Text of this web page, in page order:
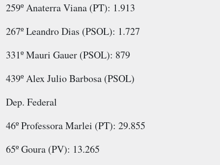
259º Anaterra Viana (PT): 1.913
267º Leandro Dias (PSOL): 1.727
331º Mauri Gauer (PSOL): 879
439º Alex Julio Barbosa (PSOL)
Dep. Federal
46º Professora Marlei (PT): 29.855
65º Goura (PV): 13.265